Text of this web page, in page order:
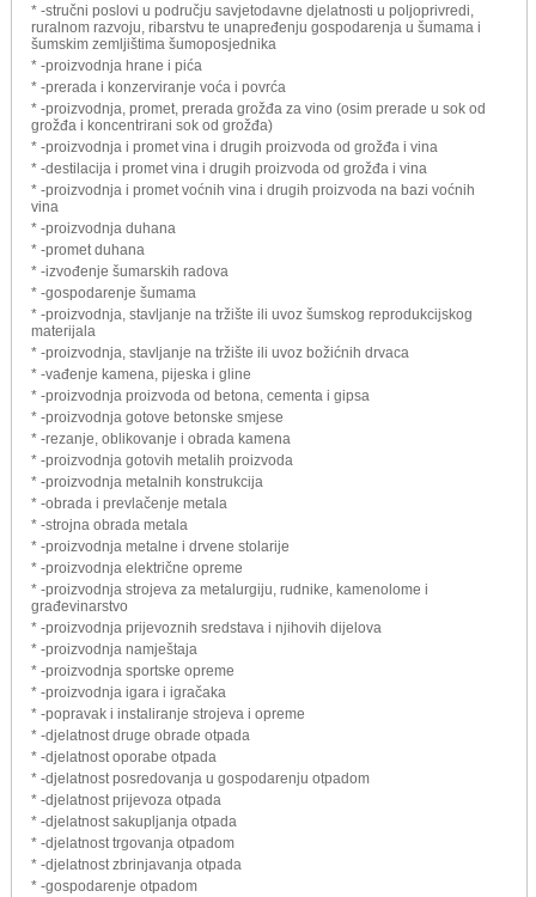
* -stručni poslovi u području savjetodavne djelatnosti u poljoprivredi,
ruralnom razvoju, ribarstvu te unapređenju gospodarenja u šumama i
šumskim zemljištima šumoposjednika
* -proizvodnja hrane i pića
* -prerada i konzerviranje voća i povrća
* -proizvodnja, promet, prerada grožđa za vino (osim prerade u sok od
grožđa i koncentrirani sok od grožđa)
* -proizvodnja i promet vina i drugih proizvoda od grožđa i vina
* -destilacija i promet vina i drugih proizvoda od grožđa i vina
* -proizvodnja i promet voćnih vina i drugih proizvoda na bazi voćnih
vina
* -proizvodnja duhana
* -promet duhana
* -izvođenje šumarskih radova
* -gospodarenje šumama
* -proizvodnja, stavljanje na tržište ili uvoz šumskog reprodukcijskog
materijala
* -proizvodnja, stavljanje na tržište ili uvoz božićnih drvaca
* -vađenje kamena, pijeska i gline
* -proizvodnja proizvoda od betona, cementa i gipsa
* -proizvodnja gotove betonske smjese
* -rezanje, oblikovanje i obrada kamena
* -proizvodnja gotovih metalih proizvoda
* -proizvodnja metalnih konstrukcija
* -obrada i prevlačenje metala
* -strojna obrada metala
* -proizvodnja metalne i drvene stolarije
* -proizvodnja električne opreme
* -proizvodnja strojeva za metalurgiju, rudnike, kamenolome i
građevinarstvo
* -proizvodnja prijevoznih sredstava i njihovih dijelova
* -proizvodnja namještaja
* -proizvodnja sportske opreme
* -proizvodnja igara i igračaka
* -popravak i instaliranje strojeva i opreme
* -djelatnost druge obrade otpada
* -djelatnost oporabe otpada
* -djelatnost posredovanja u gospodarenju otpadom
* -djelatnost prijevoza otpada
* -djelatnost sakupljanja otpada
* -djelatnost trgovanja otpadom
* -djelatnost zbrinjavanja otpada
* -gospodarenje otpadom